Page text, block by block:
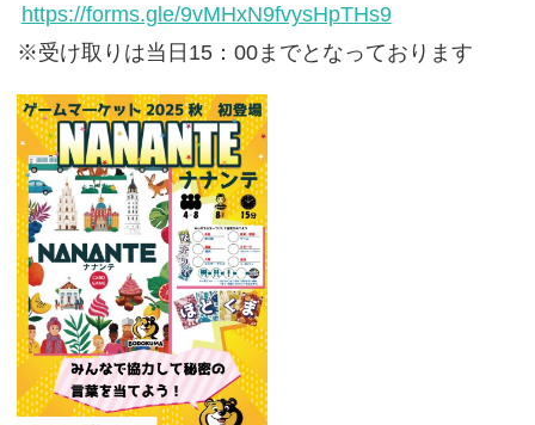
https://forms.gle/9vMHxN9fvysHpTHs9
※受け取りは当日15：00までとなっております